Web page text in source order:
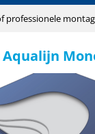
professionele